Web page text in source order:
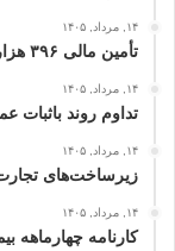
۱۴, مرداد, ۱۴۰۵
تأمین مالی ۳۹۶ هزار واحد نهضت ملی توسط بانک مسکن
۱۴, مرداد, ۱۴۰۵
تداوم روند باثبات
۱۴, مرداد, ۱۴۰۵
زیرساخت‌های
۱۴, مرداد, ۱۴۰۵
کارنامه چهارماهه